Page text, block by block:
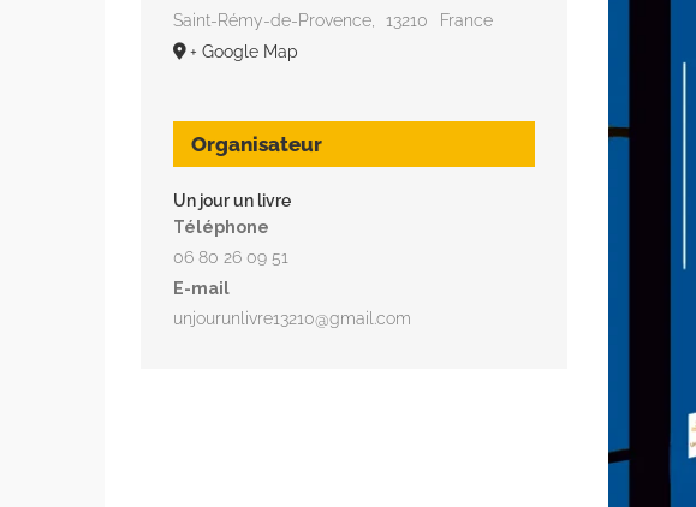
Saint-Rémy-de-Provence, 13210
France
+ Google Map
Organisateur
Un jour un livre
Téléphone
06 80 26 09 51
E-mail
unjourunlivre13210@gmail.com